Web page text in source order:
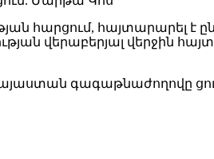
հարցում, հայտարարել
վերաբերյալ վերջին
գագաթնաժողովը